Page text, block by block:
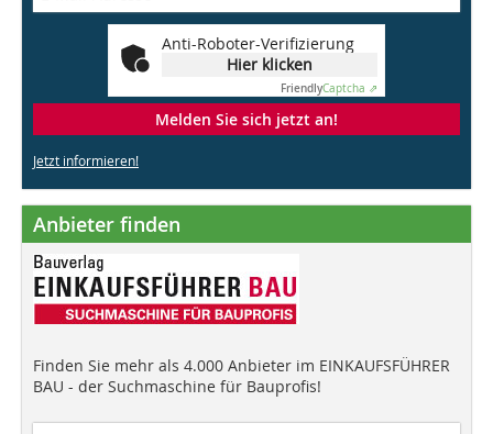
Anti-Roboter-Verifizierung
Hier klicken
FriendlyCaptcha ⇗
Melden Sie sich jetzt an!
Jetzt informieren!
Anbieter finden
Finden Sie mehr als 4.000 Anbieter im EINKAUFSFÜHRER
BAU - der Suchmaschine für Bauprofis!